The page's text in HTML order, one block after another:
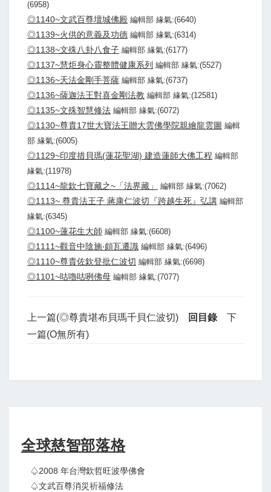
(6958)
◎1140~文武百尊壇城佛殿 編輯部 緣氣:(6640)
◎1139~火供的意義及功德 編輯部 緣氣:(6314)
◎1138~文殊八卦八食子 編輯部 緣氣:(6177)
◎1137~慧炬身心靈整體健康系列 編輯部 緣氣:(5527)
◎1136~天法金剛手菩薩 編輯部 緣氣:(6737)
◎1136~薩迦法王對喜金剛法教 編輯部 緣氣:(12581)
◎1135~文殊智慧修法 編輯部 緣氣:(6072)
◎1130~尊貴17世大寶法王贈大雲佛學院親繪龍雲圖 編輯
部 緣氣:(6005)
◎1129~印度措貝瑪(蓮花聖湖) 建造蓮師大佛工程 編輯部
緣氣:(11978)
◎1114~龍欽七寶藏之~「法界藏」 編輯部 緣氣:(7062)
◎1113~ 尊貴法王子 蔣康仁波切『跨越生死』弘講 編輯部
緣氣:(6345)
◎1100~蓮花生大師 編輯部 緣氣:(6608)
◎1111~觀音中陰施‧頗瓦遷識 編輯部 緣氣:(6496)
◎1110~尊貴佐欽登批仁波切 編輯部 緣氣:(6698)
◎1101~咕嚕咕咧佛母 編輯部 緣氣:(7077)
上一篇(◎尊貴堪布貝瑪千貝仁波切) 回目錄
下
一篇(O無所有)
全球慈智部落格
♤2008 年台灣欽哲旺波學佛會
♤文武百尊消災祈福修法